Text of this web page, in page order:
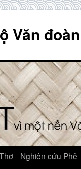
Văn
Nghiên cứu Phê